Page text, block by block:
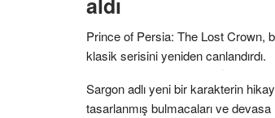
aldı
Prince of Persia: The Lost Crown,
klasik serisini yeniden canlandırdı.
Sargon adlı yeni bir karakterin
tasarlanmış bulmacaları ve devasa